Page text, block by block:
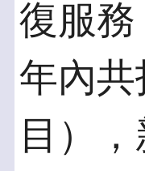
復服
年內
目）